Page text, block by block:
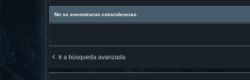
No se encontraron coincidencias.
Ir a búsqueda avanzada